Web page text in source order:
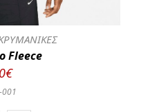
Fleece